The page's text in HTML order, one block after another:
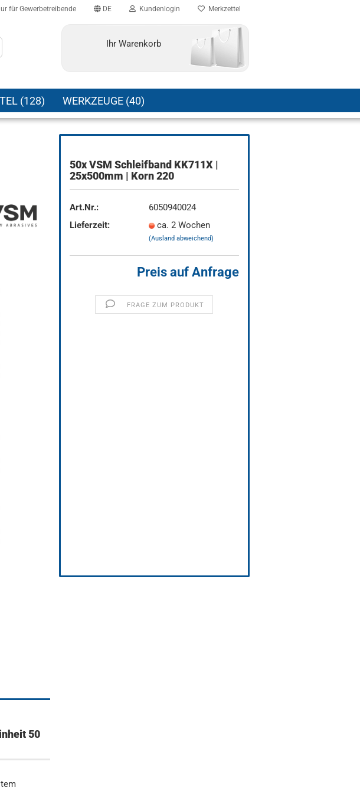
für Gewerbetreibende DE Kundenlogin
Konto erstellen
Passwort vergessen?
Merkzettel
Ihr Warenkorb
(128) WERKZEUGE (40)
50x VSM Schleifband KK711X |
25x500mm | Korn 220
Art.Nr.:
6050940024
Lieferzeit:
ca. 2 Wochen
(Ausland abweichend)
Preis auf Anfrage
FRAGE ZUM PRODUKT
50